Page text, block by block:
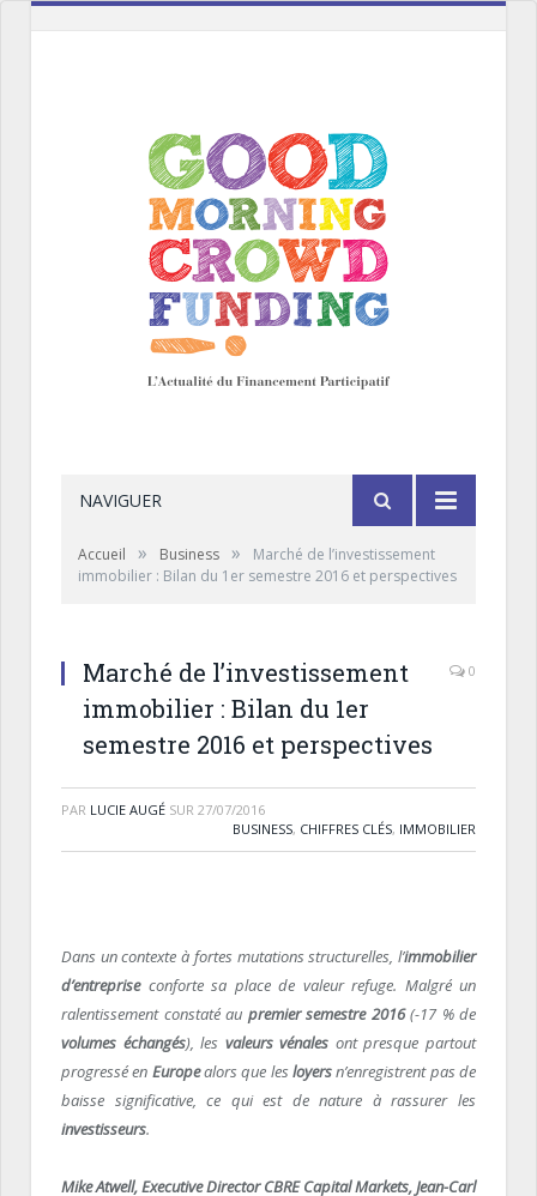
NAVIGUER
Accueil » Business »
Marché de l’investissement
immobilier : Bilan du 1er semestre 2016 et perspectives
Marché de l’investissement
immobilier : Bilan du 1er
semestre 2016 et perspectives
0
PAR LUCIE AUGÉ SUR 27/07/2016
BUSINESS, CHIFFRES CLÉS, IMMOBILIER
Dans un contexte à fortes mutations structurelles, l’immobilier
d’entrepriseconforte sa place de valeur refuge. Malgré un
ralentissement constaté au premier semestre 2016(-17 % de
volumes échangés), les valeurs vénales ont presque partout
progressé en Europealors que lesloyersn’enregistrent pas de
baisse significative, ce qui est de nature à rassurer les
investisseurs.
Mike Atwell, Executive Director CBRE Capital Markets, Jean-Carl